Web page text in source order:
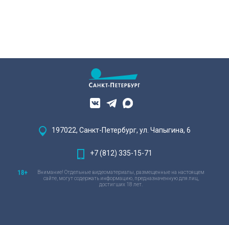
197022, Санкт-Петербург, ул. Чапыгина, 6
+7 (812) 335-15-71
Внимание! Отдельные видеоматериалы, размещенные на настоящем
сайте, могут содержать информацию, предназначенную для лиц,
достигших 18 лет.